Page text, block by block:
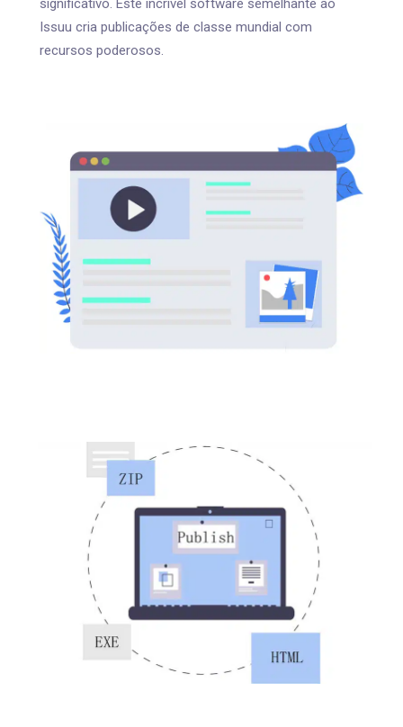
significativo. Este incrível software semelhante ao
Issuu cria publicações de classe mundial com
recursos poderosos.